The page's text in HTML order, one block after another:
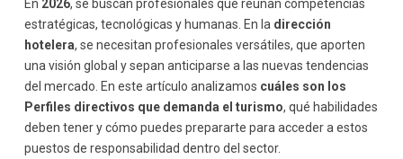
Orientación al cliente
Conocimiento tecnológico
El impacto de la digitalización en los perfiles directivos
Big Data y análisis de datos
Automatización
Inteligencia artificial
La importancia de la sostenibilidad en la dirección
En 2026, se buscan profesionales que reúnan competencias
estratégicas, tecnológicas y humanas. En la dirección
hotelera, se necesitan profesionales versátiles, que aporten
una visión global y sepan anticiparse a las nuevas tendencias
del mercado. En este artículo analizamos cuáles son los
Perfiles directivos que demanda el turismo, qué habilidades
deben tener y cómo puedes prepararte para acceder a estos
puestos de responsabilidad dentro del sector.